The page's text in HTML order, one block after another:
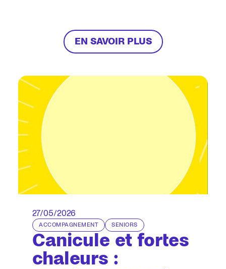
EN SAVOIR PLUS
27/05/2026
ACCOMPAGNEMENT SENIORS
Canicule et fortes
chaleurs :